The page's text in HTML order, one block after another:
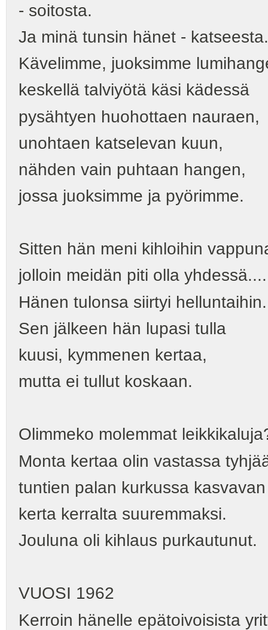
‑ soitosta.
Ja minä tunsin hänet ‑ katseesta.
Kävelimme, juoksimme
keskellä talviyötä käsi kädessä
pysähtyen huohottaen nauraen,
unohtaen katselevan kuun,
nähden vain puhtaan hangen,
jossa juoksimme ja pyörimme.
Sitten hän meni kihloihin
jolloin meidän piti olla yhdessä....
Hänen tulonsa siirtyi helluntaihin.
Sen jälkeen hän lupasi tulla
kuusi, kymmenen kertaa,
mutta ei tullut koskaan.
Olimmeko molemmat
Monta kertaa olin vastassa
tuntien palan kurkussa kasvavan
kerta kerralta suuremmaksi.
Jouluna oli kihlaus purkautunut.
VUOSI 1962
Kerroin hänelle epätoivoisista